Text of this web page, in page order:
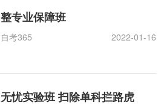
整专业保障班
自考365 2022-01-16
无忧实验班 扫除单科拦路虎